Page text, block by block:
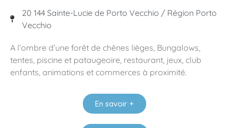
20 144 Sainte-Lucie de Porto Vecchio / Région Porto
Vecchio
A l’ombre d’une forêt de chênes lièges, Bungalows,
tentes, piscine et pataugeoire, restaurant, jeux, club
enfants, animations et commerces à proximité.
En savoir +